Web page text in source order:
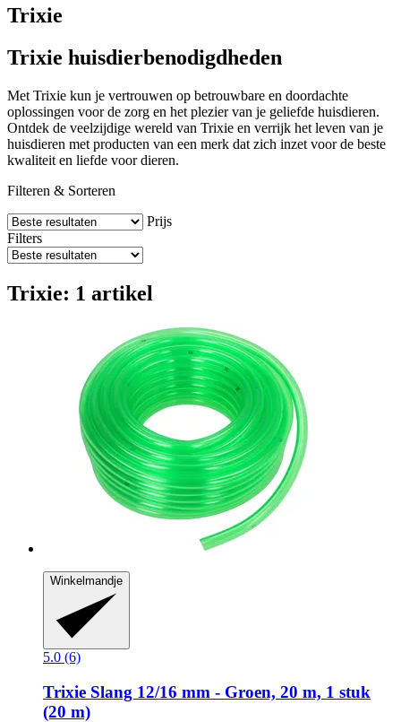
Trixie
Trixie huisdierbenodigdheden
Met Trixie kun je vertrouwen op betrouwbare en doordachte
oplossingen voor de zorg en het plezier van je geliefde huisdieren.
Ontdek de veelzijdige wereld van Trixie en verrijk het leven van je
huisdieren met producten van een merk dat zich inzet voor de beste
kwaliteit en liefde voor dieren.
Filteren & Sorteren
Prijs
Filters
Trixie: 1 artikel
Winkelmandje
5.0 (6)
Trixie Slang 12/16 mm -​ Groen, 20 m, 1 stuk
(20 m)